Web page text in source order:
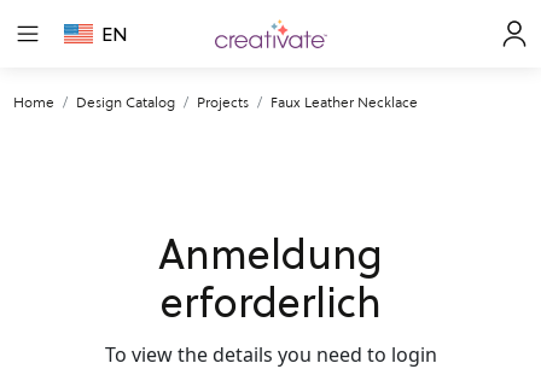
EN
Home Design Catalog Projects Faux Leather Necklace
Anmeldung
erforderlich
To view the details you need to login